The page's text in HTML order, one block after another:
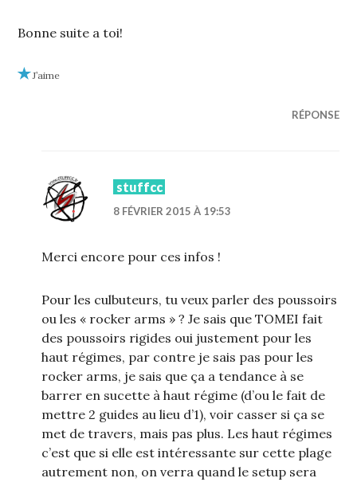
Bonne suite a toi!
J’aime
RÉPONSE
stuffcc
8 FÉVRIER 2015 À 19:53
Merci encore pour ces infos !
Pour les culbuteurs, tu veux parler des poussoirs
ou les « rocker arms » ? Je sais que TOMEI fait
des poussoirs rigides oui justement pour les
haut régimes, par contre je sais pas pour les
rocker arms, je sais que ça a tendance à se
barrer en sucette à haut régime (d’ou le fait de
mettre 2 guides au lieu d’1), voir casser si ça se
met de travers, mais pas plus. Les haut régimes
c’est que si elle est intéressante sur cette plage
autrement non, on verra quand le setup sera